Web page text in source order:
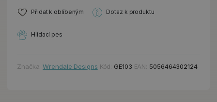
Přidat k oblíbeným Dotaz k produktu
Hlídací pes
Značka:Wrendale Designs Kód: GE103 EAN: 5056464302124